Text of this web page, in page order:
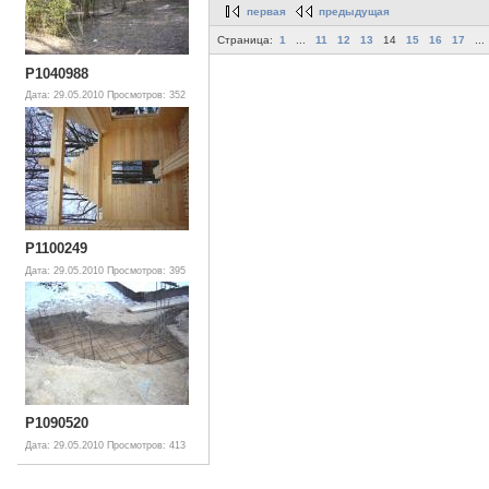
P1040988
Дата: 29.05.2010 Просмотров: 352
P1100249
Дата: 29.05.2010 Просмотров: 395
P1090520
Дата: 29.05.2010 Просмотров: 413
первая предыдущая
Страница: 1 11 12 13 14 15 16 17